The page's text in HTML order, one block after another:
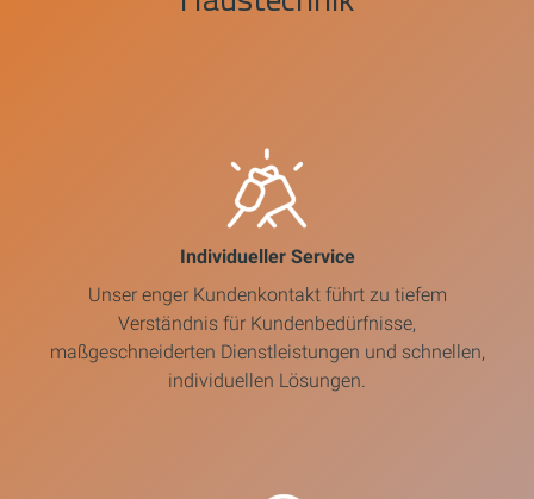
Individueller Service
Unser enger Kundenkontakt führt zu tiefem
Verständnis für Kundenbedürfnisse,
maßgeschneiderten Dienstleistungen und schnellen,
individuellen Lösungen.